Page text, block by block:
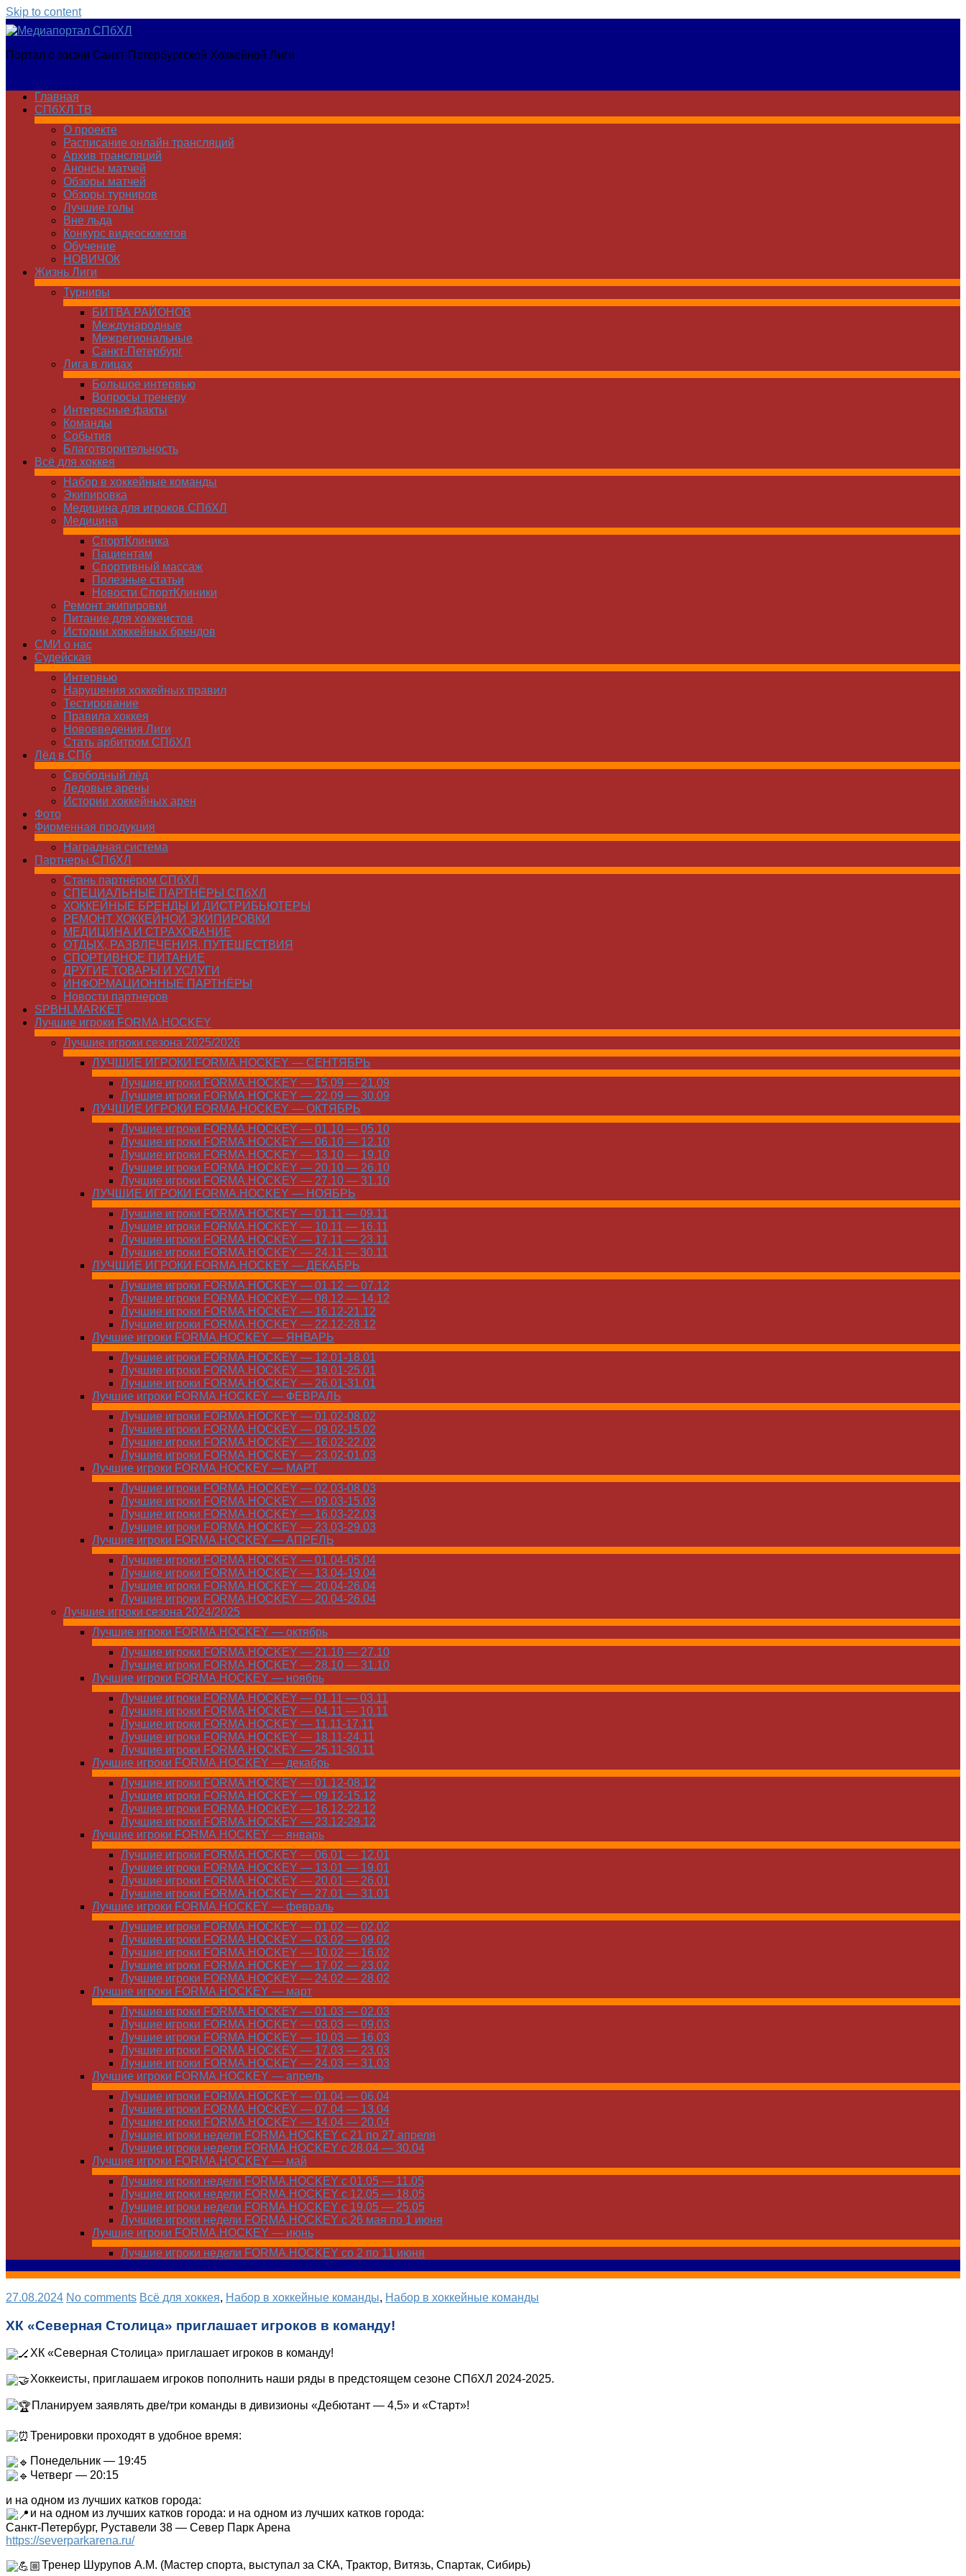
Skip to content
Медиапортал
Портал о жизни Санкт-Петербургской Хоккейной Лиги
Главная
СПбХЛ ТВ
О проекте
Расписание онлайн трансляций
Архив трансляций
Анонсы матчей
Обзоры матчей
Обзоры турниров
Лучшие голы
Вне льда
Конкурс видеосюжетов
Обучение
НОВИЧОК
Жизнь Лиги
Турниры
БИТВА РАЙОНОВ
Международные
Межрегиональные
Санкт-Петербург
Лига в лицах
Большое интервью
Вопросы тренеру
Интересные факты
Команды
Cобытия
Благотворительность
Всё для хоккея
Набор в хоккейные команды
Экипировка
Медицина для игроков СПбХЛ
Медицина
СпортКлиника
Пациентам
Спортивный массаж
Полезные статьи
Новости СпортКлиники
Ремонт экипировки
Питание для хоккеистов
Истории хоккейных брендов
СМИ о нас
Судейская
Интервью
Нарушения хоккейных правил
Тестирование
Правила хоккея
Нововведения Лиги
Стать арбитром СПбХЛ
Лёд в СПб
Свободный лёд
Ледовые арены
Истории хоккейных арен
Фото
Фирменная продукция
Наградная система
Партнеры СПбХЛ
Стань партнёром СПбХЛ
СПЕЦИАЛЬНЫЕ ПАРТНЁРЫ СПбХЛ
ХОККЕЙНЫЕ БРЕНДЫ И ДИСТРИБЬЮТЕРЫ
РЕМОНТ ХОККЕЙНОЙ ЭКИПИРОВКИ
МЕДИЦИНА И СТРАХОВАНИЕ
ОТДЫХ, РАЗВЛЕЧЕНИЯ, ПУТЕШЕСТВИЯ
СПОРТИВНОЕ ПИТАНИЕ
ДРУГИЕ ТОВАРЫ И УСЛУГИ
ИНФОРМАЦИОННЫЕ ПАРТНЁРЫ
Новости партнеров
SPBHLMARKET
Лучшие игроки FORMA.HOCKEY
Лучшие игроки сезона 2025/2026
ЛУЧШИЕ ИГРОКИ FORMA.HOCKEY — СЕНТЯБРЬ
Лучшие игроки FORMA.HOCKEY — 15.09 — 21.09
Лучшие игроки FORMA.HOCKEY — 22.09 — 30.09
ЛУЧШИЕ ИГРОКИ FORMA.HOCKEY — ОКТЯБРЬ
Лучшие игроки FORMA.HOCKEY — 01.10 — 05.10
Лучшие игроки FORMA.HOCKEY — 06.10 — 12.10
Лучшие игроки FORMA.HOCKEY — 13.10 — 19.10
Лучшие игроки FORMA.HOCKEY — 20.10 — 26.10
Лучшие игроки FORMA.HOCKEY — 27.10 — 31.10
ЛУЧШИЕ ИГРОКИ FORMA.HOCKEY — НОЯБРЬ
Лучшие игроки FORMA.HOCKEY — 01.11 — 09.11
Лучшие игроки FORMA.HOCKEY — 10.11 — 16.11
Лучшие игроки FORMA.HOCKEY — 17.11 — 23.11
Лучшие игроки FORMA.HOCKEY — 24.11 — 30.11
ЛУЧШИЕ ИГРОКИ FORMA.HOCKEY — ДЕКАБРЬ
Лучшие игроки FORMA.HOCKEY — 01.12 — 07.12
Лучшие игроки FORMA.HOCKEY — 08.12 — 14.12
Лучшие игроки FORMA.HOCKEY — 16.12-21.12
Лучшие игроки FORMA.HOCKEY — 22.12-28.12
Лучшие игроки FORMA.HOCKEY — ЯНВАРЬ
Лучшие игроки FORMA.HOCKEY — 12.01-18.01
Лучшие игроки FORMA.HOCKEY — 19.01-25.01
Лучшие игроки FORMA.HOCKEY — 26.01-31.01
Лучшие игроки FORMA.HOCKEY — ФЕВРАЛЬ
Лучшие игроки FORMA.HOCKEY — 01.02-08.02
Лучшие игроки FORMA.HOCKEY — 09.02-15.02
Лучшие игроки FORMA.HOCKEY — 16.02-22.02
Лучшие игроки FORMA.HOCKEY — 23.02-01.03
Лучшие игроки FORMA.HOCKEY — МАРТ
Лучшие игроки FORMA.HOCKEY — 02.03-08.03
Лучшие игроки FORMA.HOCKEY — 09.03-15.03
Лучшие игроки FORMA.HOCKEY — 16.03-22.03
Лучшие игроки FORMA.HOCKEY — 23.03-29.03
Лучшие игроки FORMA.HOCKEY — АПРЕЛЬ
Лучшие игроки FORMA.HOCKEY — 01.04-05.04
Лучшие игроки FORMA.HOCKEY — 13.04-19.04
Лучшие игроки FORMA.HOCKEY — 20.04-26.04
Лучшие игроки FORMA.HOCKEY — 20.04-26.04
Лучшие игроки сезона 2024/2025
Лучшие игроки FORMA.HOCKEY — октябрь
Лучшие игроки FORMA.HOCKEY — 21.10 — 27.10
Лучшие игроки FORMA.HOCKEY — 28.10 — 31.10
Лучшие игроки FORMA.HOCKEY — ноябрь
Лучшие игроки FORMA.HOCKEY — 01.11 — 03.11
Лучшие игроки FORMA.HOCKEY — 04.11 — 10.11
Лучшие игроки FORMA.HOCKEY — 11.11-17.11
Лучшие игроки FORMA.HOCKEY — 18.11-24.11
Лучшие игроки FORMA.HOCKEY — 25.11-30.11
Лучшие игроки FORMA.HOCKEY — декабрь
Лучшие игроки FORMA.HOCKEY — 01.12-08.12
Лучшие игроки FORMA.HOCKEY — 09.12-15.12
Лучшие игроки FORMA.HOCKEY — 16.12-22.12
Лучшие игроки FORMA.HOCKEY — 23.12-29.12
Лучшие игроки FORMA.HOCKEY — январь
Лучшие игроки FORMA.HOCKEY — 06.01 — 12.01
Лучшие игроки FORMA.HOCKEY — 13.01 — 19.01
Лучшие игроки FORMA.HOCKEY — 20.01 — 26.01
Лучшие игроки FORMA.HOCKEY — 27.01 — 31.01
Лучшие игроки FORMA.HOCKEY — февраль
Лучшие игроки FORMA.HOCKEY — 01.02 — 02.02
Лучшие игроки FORMA.HOCKEY — 03.02 — 09.02
Лучшие игроки FORMA.HOCKEY — 10.02 — 16.02
Лучшие игроки FORMA.HOCKEY — 17.02 — 23.02
Лучшие игроки FORMA.HOCKEY — 24.02 — 28.02
Лучшие игроки FORMA.HOCKEY — март
Лучшие игроки FORMA.HOCKEY — 01.03 — 02.03
Лучшие игроки FORMA.HOCKEY — 03.03 — 09.03
Лучшие игроки FORMA.HOCKEY — 10.03 — 16.03
Лучшие игроки FORMA.HOCKEY — 17.03 — 23.03
Лучшие игроки FORMA.HOCKEY — 24.03 — 31.03
Лучшие игроки FORMA.HOCKEY — апрель
Лучшие игроки FORMA.HOCKEY — 01.04 — 06.04
Лучшие игроки FORMA.HOCKEY — 07.04 — 13.04
Лучшие игроки FORMA.HOCKEY — 14.04 — 20.04
Лучшие игроки недели FORMA.HOCKEY с 21 по 27 апреля
Лучшие игроки недели FORMA.HOCKEY с 28.04 — 30.04
Лучшие игроки FORMA.HOCKEY — май
Лучшие игроки недели FORMA.HOCKEY с 01.05 — 11.05
Лучшие игроки недели FORMA.HOCKEY с 12.05 — 18.05
Лучшие игроки недели FORMA.HOCKEY с 19.05 — 25.05
Лучшие игроки недели FORMA.HOCKEY с 26 мая по 1 июня
Лучшие игроки FORMA.HOCKEY — июнь
Лучшие игроки недели FORMA.HOCKEY со 2 по 11 июня
27.08.2024 No comments Всё для хоккея, Набор в хоккейные команды, Набор в хоккейные команды
ХК «Северная Столица» приглашает игроков в команду!
ХК «Северная Столица» приглашает игроков в команду!
Хоккеисты, приглашаем игроков пополнить наши ряды в предстоящем сезоне СПбХЛ 2024-2025.
Планируем заявлять две/три команды в дивизионы «Дебютант — 4,5» и «Старт»!
Тренировки проходят в удобное время:
Понедельник — 19:45
Четверг — 20:15
и на одном из лучших катков города:
и на одном из лучших катков города: и на одном из лучших катков города:
Санкт-Петербург, Руставели 38 — Север Парк Арена
https://severparkarena.ru/
Тренер Шурупов А.М. (Мастер спорта, выступал за СКА, Трактор, Витязь, Спартак, Сибирь)